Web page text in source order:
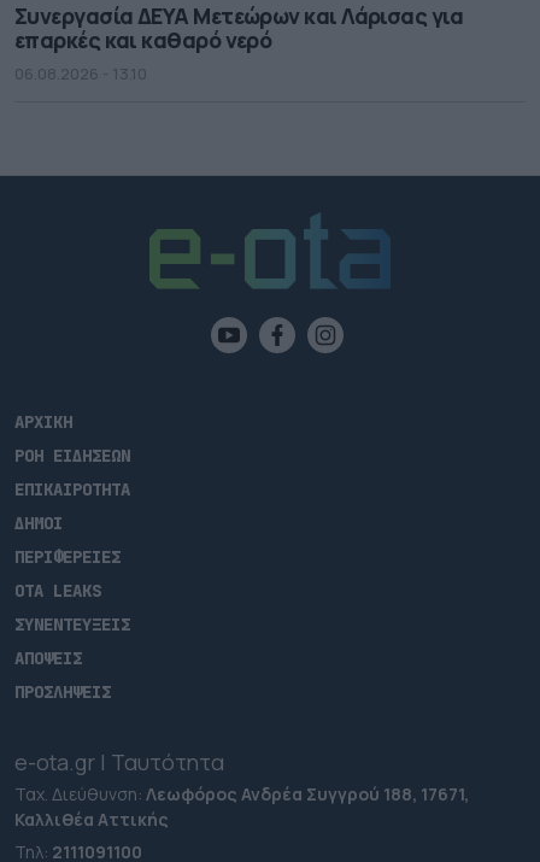
Συνεργασία ΔΕΥΑ Μετεώρων και Λάρισας για
επαρκές και καθαρό νερό
06.08.2026 - 13.10
ΑΡΧΙΚΗ
ΡΟΗ ΕΙΔΗΣΕΩΝ
ΕΠΙΚΑΙΡΟΤΗΤΑ
ΔΗΜΟΙ
ΠΕΡΙΦΕΡΕΙΕΣ
OTA LEAKS
ΣΥΝΕΝΤΕΥΞΕΙΣ
ΑΠΟΨΕΙΣ
ΠΡΟΣΛΗΨΕΙΣ
e-ota.gr | Ταυτότητα
Ταχ. Διεύθυνση: Λεωφόρος Ανδρέα Συγγρού 188, 17671,
Καλλιθέα Αττικής
Τηλ: 2111091100